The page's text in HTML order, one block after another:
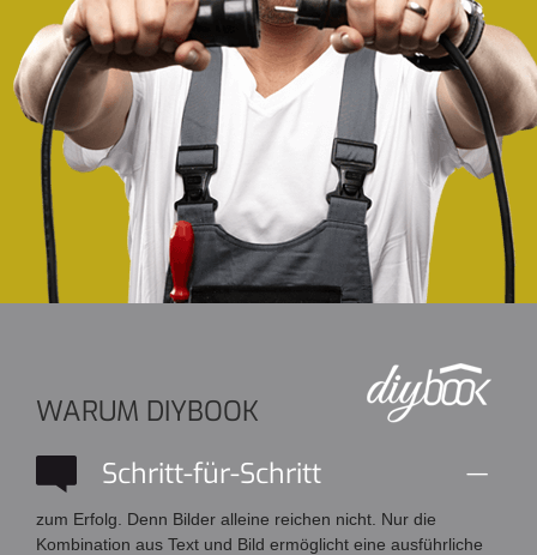
WARUM DIYBOOK
Schritt-für-Schritt
zum Erfolg. Denn Bilder alleine reichen nicht. Nur die
Kombination aus Text und Bild ermöglicht eine ausführliche